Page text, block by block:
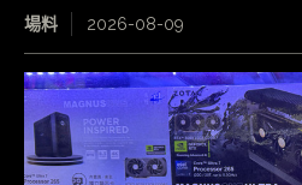
場料 2026-08-09